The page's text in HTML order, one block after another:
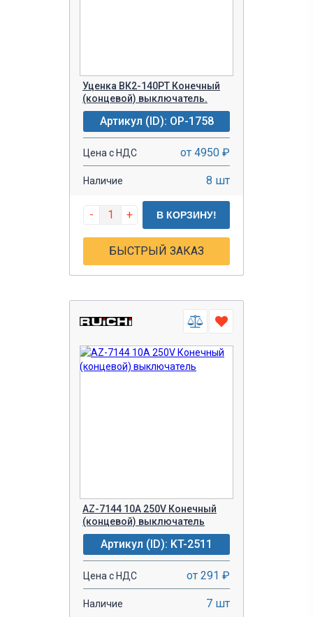
Уценка ВК2-140РТ Конечный
(концевой) выключатель.
Артикул (ID): OP-1758
Цена с НДС от 4950 ₽
Наличие 8 шт
- + В КОРЗИНУ!
БЫСТРЫЙ ЗАКАЗ
AZ-7144 10A 250V Конечный
(концевой) выключатель
Артикул (ID): KT-2511
Цена с НДС от 291 ₽
Наличие 7 шт